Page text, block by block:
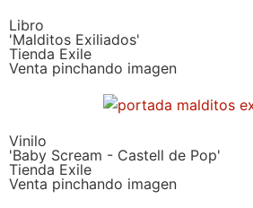
Libro
'Malditos Exiliados'
Tienda Exile
Venta pinchando imagen
Vinilo
'Baby Scream - Castell de Pop'
Tienda Exile
Venta pinchando imagen